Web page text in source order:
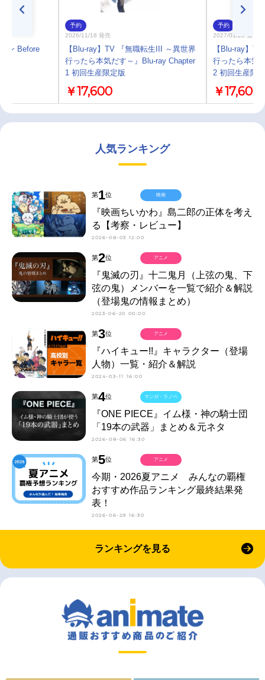
ン Before
予約
2026/11/18 発売
【Blu-ray】TV 『無職転生III ～異世界
行ったら本気だす～』Blu-ray Chapter
1 初回生産限定版
￥17,600
予約
2027/01/20 発売
【Blu-ray】
行ったら本気
2 初回生産限
￥17,600
人気ランキング
第1位
『映画ちいかわ』島二郎の正体を考え
る【考察・レビュー】
2026-08-03 12:00
映画
第2位
『鬼滅の刃』十二鬼月（上弦の鬼、下
弦の鬼）メンバーを一覧で紹介＆解説
（登場鬼の情報まとめ）
2023-06-20 00:00
アニメ
第3位
『ハイキュー!!』キャラクター（登場
人物）一覧・紹介＆解説
2024-03-11 16:00
アニメ
第4位
『ONE PIECE』イム様・神の騎士団
「19本の武器」まとめ＆元ネタ
2026-08-06 16:30
マンガ・ラノベ
第5位
今期・2026夏アニメ みんなの覇権
おすすめ作品ランキング最終結果発
表！
2026-06-29 16:30
アニメ
ランキングを見る